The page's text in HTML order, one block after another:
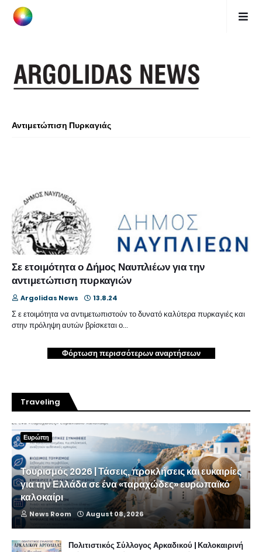
Αντιμετώπιση Πυρκαγιάς
Σε ετοιμότητα ο Δήμος Ναυπλιέων για την
αντιμετώπιση πυρκαγιών
Argolidas News 13.8.24
Σ ε ετοιμότητα να αντιμετωπιστούν το δυνατό καλύτερα πυρκαγιές και
στην πρόληψη αυτών βρίσκεται ο…
Φόρτωση περισσότερων αναρτήσεων
Traveling
Ευρώπη
Τουρισμός 2026 | Τάσεις, προκλήσεις και ευκαιρίες
για την Ελλάδα σε ένα «ταραχώδες» ευρωπαϊκό
καλοκαίρι
News Room August 08, 2026
Πολιτιστικός Σύλλογος Αρκαδικού | Καλοκαιρινή